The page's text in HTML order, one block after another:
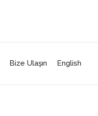
Bize Ulaşın English